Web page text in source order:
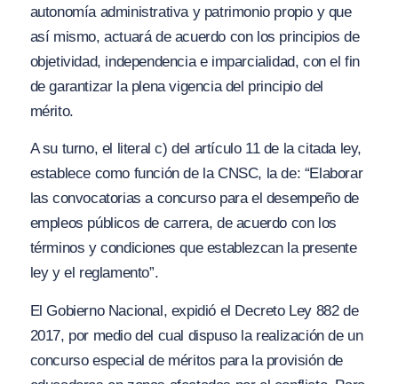
autonomía administrativa y patrimonio propio y que
así mismo, actuará de acuerdo con los principios de
objetividad, independencia e imparcialidad, con el fin
de garantizar la plena vigencia del principio del
mérito.
A su turno, el literal c) del artículo 11 de la citada ley,
establece como función de la CNSC, la de: “Elaborar
las convocatorias a concurso para el desempeño de
empleos públicos de carrera, de acuerdo con los
términos y condiciones que establezcan la presente
ley y el reglamento”.
El Gobierno Nacional, expidió el Decreto Ley 882 de
2017, por medio del cual dispuso la realización de un
concurso especial de méritos para la provisión de